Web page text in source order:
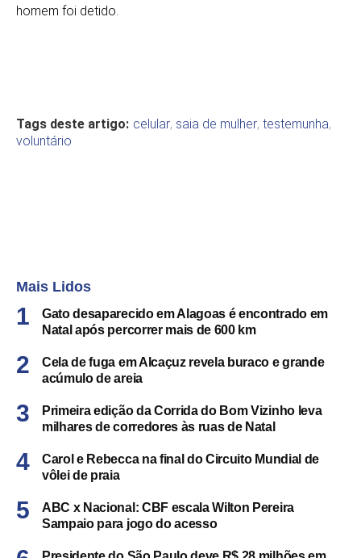
homem foi detido.
Tags deste artigo: celular, saia de mulher, testemunha,
voluntário
Mais Lidos
Gato desaparecido em Alagoas é encontrado em
Natal após percorrer mais de 600 km
Cela de fuga em Alcaçuz revela buraco e grande
acúmulo de areia
Primeira edição da Corrida do Bom Vizinho leva
milhares de corredores às ruas de Natal
Carol e Rebecca na final do Circuito Mundial de
vôlei de praia
ABC x Nacional: CBF escala Wilton Pereira
Sampaio para jogo do acesso